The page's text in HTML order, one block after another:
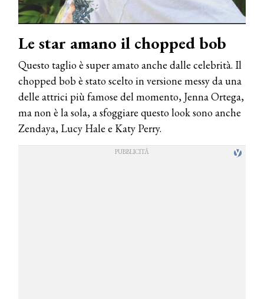
Le star amano il chopped bob
Questo taglio è super amato anche dalle celebrità. Il
chopped bob è stato scelto in versione messy da una
delle attrici più famose del momento, Jenna Ortega,
ma non è la sola, a sfoggiare questo look sono anche
Zendaya, Lucy Hale e Katy Perry.